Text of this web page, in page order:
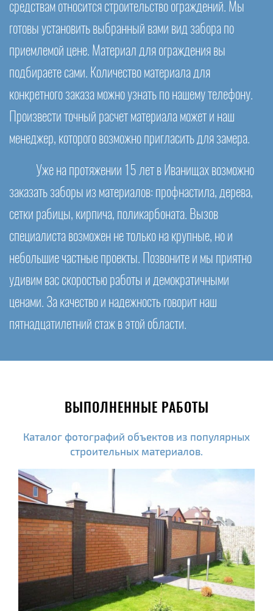
средствам относится строительство ограждений. Мы
готовы установить выбранный вами вид забора по
приемлемой цене. Материал для ограждения вы
подбираете сами. Количество материала для
конкретного заказа можно узнать по нашему телефону.
Произвести точный расчет материала может и наш
менеджер, которого возможно пригласить для замера.
Уже на протяжении 15 лет в Иванищах возможно
заказать заборы из материалов: профнастила, дерева,
сетки рабицы, кирпича, поликарбоната. Вызов
специалиста возможен не только на крупные, но и
небольшие частные проекты. Позвоните и мы приятно
удивим вас скоростью работы и демократичными
ценами. За качество и надежность говорит наш
пятнадцатилетний стаж в этой области.
ВЫПОЛНЕННЫЕ РАБОТЫ
Каталог фотографий объектов из популярных
строительных материалов.